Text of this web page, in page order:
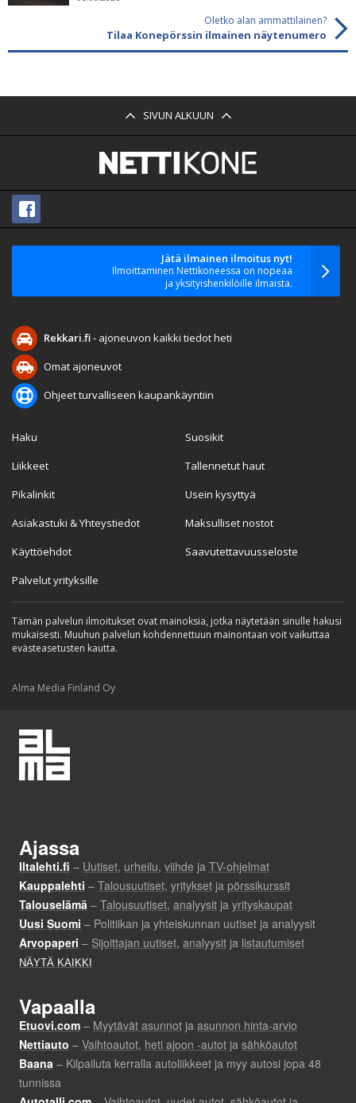
Oletko alan ammattilainen?
Tilaa Konepörssin ilmainen näytenumero
SIVUN ALKUUN
Jätä ilmainen ilmoitus nyt!
Ilmoittaminen Nettikoneessa on nopeaa
ja yksityishenkilöille ilmaista.
Rekkari.fi- ajoneuvon kaikki tiedot heti
Omat ajoneuvot
Ohjeet turvalliseen kaupankäyntiin
Haku
Liikkeet
Pikalinkit
Asiakastuki & Yhteystiedot
Käyttöehdot
Palvelut yrityksille
Suosikit
Tallennetut haut
Usein kysyttyä
Maksulliset nostot
Saavutettavuusseloste
Tämän palvelun ilmoitukset ovat mainoksia, jotka näytetään sinulle hakusi
mukaisesti. Muuhun palvelun kohdennettuun mainontaan voit vaikuttaa
evästeasetusten kautta.
Alma Media Finland Oy